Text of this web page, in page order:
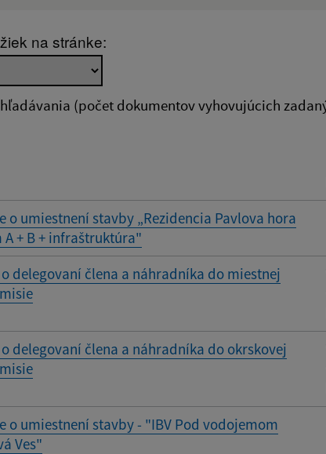
do:
na stránke:
(počet dokumentov vyhovujúcich
o umiestnení stavby „Rezidencia Pavlova hora
+ B + infraštruktúra"
delegovaní člena a náhradníka do miestnej
delegovaní člena a náhradníka do okrskovej
o umiestnení stavby - "IBV Pod vodojemom
Ves"